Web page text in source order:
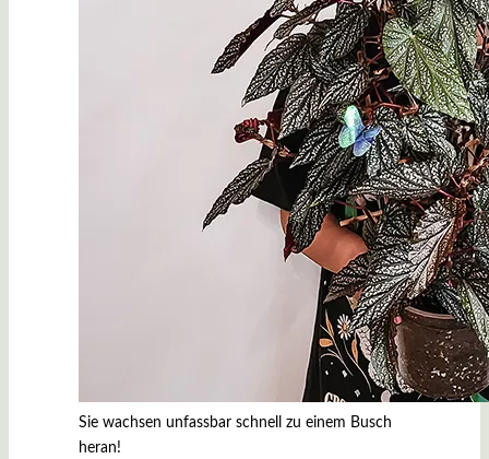
Sie wachsen unfassbar schnell zu einem Busch
heran!